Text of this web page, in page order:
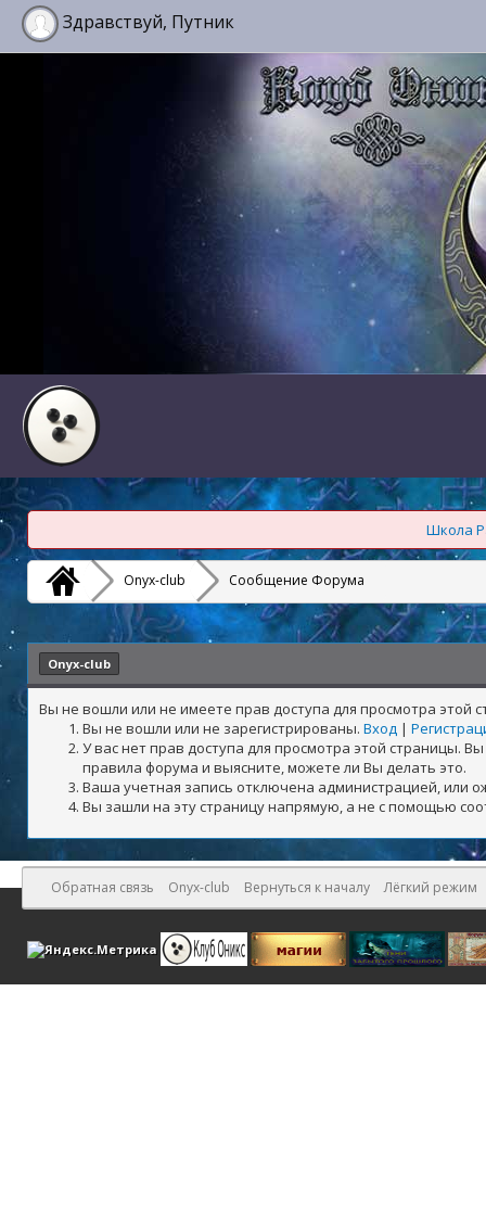
Здравствуй, Путник
Школа
Onyx-club Сообщение Форума
Onyx-club
Вы не вошли или не имеете прав доступа для просмотра
Вы не вошли или не зарегистрированы. Вход |
У вас нет прав доступа для просмотра этой страницы.
правила форума и выясните, можете ли Вы делать это.
Ваша учетная запись отключена администрацией, или
Вы зашли на эту страницу напрямую, а не с помощью
Обратная связь Onyx-club Вернуться к началу Лёгкий режим